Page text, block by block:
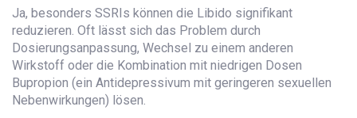
Ja, besonders SSRIs können die Libido signifikant
reduzieren. Oft lässt sich das Problem durch
Dosierungsanpassung, Wechsel zu einem anderen
Wirkstoff oder die Kombination mit niedrigen Dosen
Bupropion (ein Antidepressivum mit geringeren sexuellen
Nebenwirkungen) lösen.